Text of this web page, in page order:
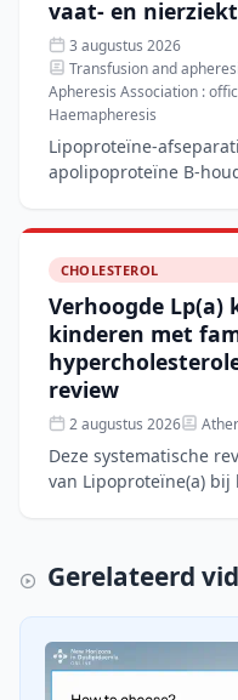
vaat- en
3 augustus 2026
Transfusion and
Apheresis Association :
Haemapheresis
Lipoproteïne-
apolipoproteïne B-
CHOLESTEROL
Verhoogde
kinderen met
review
2 augustus 2026
Deze systematische
van Lipoproteïne(a)
Gerelateerd